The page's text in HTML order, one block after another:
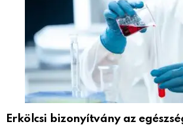
Erkölcsi bizonyítvány az